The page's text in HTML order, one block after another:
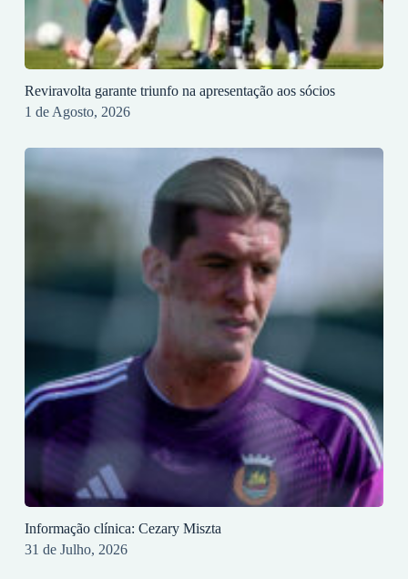
Reviravolta garante triunfo na apresentação aos sócios
1 de Agosto, 2026
Informação clínica: Cezary Miszta
31 de Julho, 2026